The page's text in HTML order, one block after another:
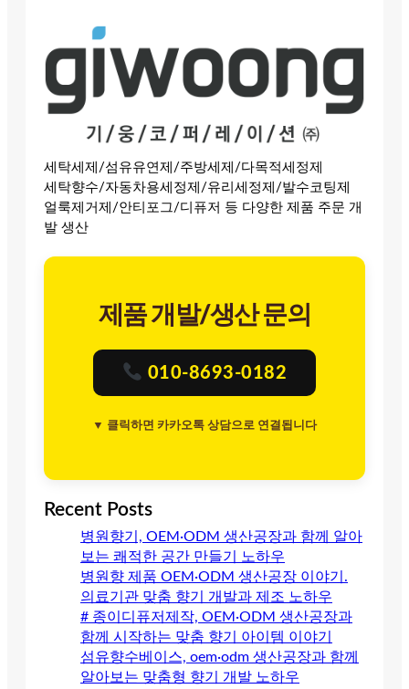
세탁세제/섬유유연제/주방세제/다목적세정제
세탁향수/자동차용세정제/유리세정제/발수코팅제
얼룩제거제/안티포그/디퓨저 등 다양한 제품 주문 개
발 생산
제품 개발/생산 문의
010-8693-0182
▼ 클릭하면 카카오톡 상담으로 연결됩니다
Recent Posts
병원향기, OEM·ODM 생산공장과 함께 알아
보는 쾌적한 공간 만들기 노하우
병원향 제품 OEM·ODM 생산공장 이야기.
의료기관 맞춤 향기 개발과 제조 노하우
# 종이디퓨저제작, OEM·ODM 생산공장과
함께 시작하는 맞춤 향기 아이템 이야기
섬유향수베이스, oem·odm 생산공장과 함께
알아보는 맞춤형 향기 개발 노하우